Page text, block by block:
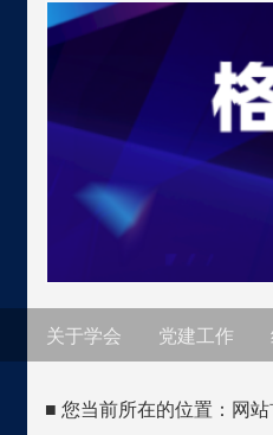
关于学会 党建工作
■ 您当前所在的位置： 网